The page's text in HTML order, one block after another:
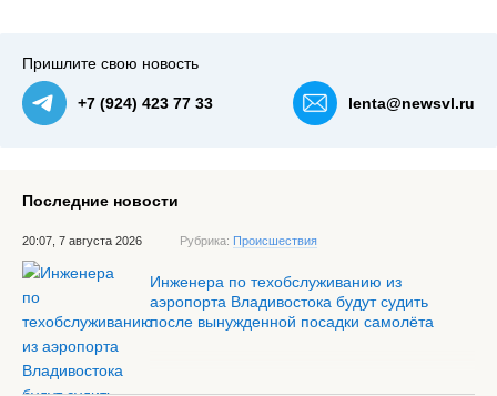
Пришлите свою новость
+7 (924) 423 77 33 lenta@newsvl.ru
Последние новости
20:07, 7 августа 2026 Рубрика: Происшествия
Инженера по техобслуживанию из
аэропорта Владивостока будут судить
после вынужденной посадки самолёта